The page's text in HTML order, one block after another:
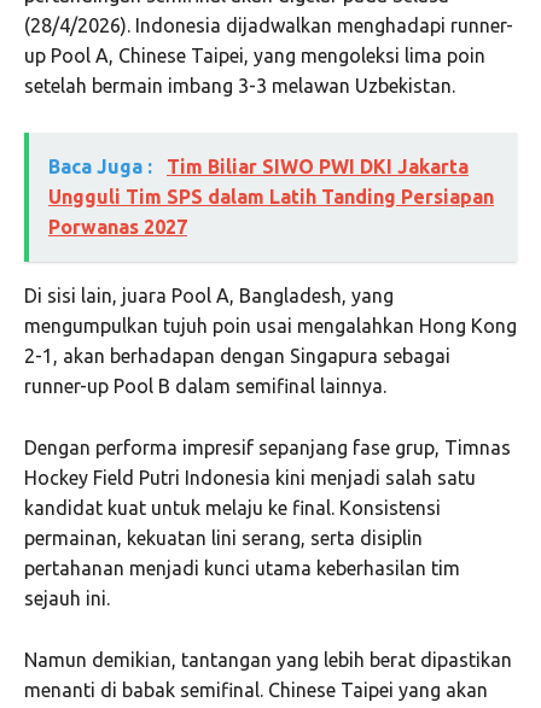
(28/4/2026). Indonesia dijadwalkan menghadapi runner-
up Pool A, Chinese Taipei, yang mengoleksi lima poin
setelah bermain imbang 3-3 melawan Uzbekistan.
Baca Juga :
Tim Biliar SIWO PWI DKI Jakarta
Ungguli Tim SPS dalam Latih Tanding Persiapan
Porwanas 2027
Di sisi lain, juara Pool A, Bangladesh, yang
mengumpulkan tujuh poin usai mengalahkan Hong Kong
2-1, akan berhadapan dengan Singapura sebagai
runner-up Pool B dalam semifinal lainnya.
Dengan performa impresif sepanjang fase grup, Timnas
Hockey Field Putri Indonesia kini menjadi salah satu
kandidat kuat untuk melaju ke final. Konsistensi
permainan, kekuatan lini serang, serta disiplin
pertahanan menjadi kunci utama keberhasilan tim
sejauh ini.
Namun demikian, tantangan yang lebih berat dipastikan
menanti di babak semifinal. Chinese Taipei yang akan